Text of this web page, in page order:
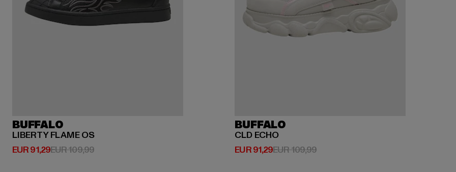
BUFFALO
LIBERTY FLAME OS
EUR 91,29
Huidige prijs: EUR 91,29
EUR 109,99Actieprijs: EUR 109,99
BUFFALO
CLD ECHO
EUR 91,29
Huidige prijs: EUR 91,29
EUR 109,99Actieprijs: EUR 109,99